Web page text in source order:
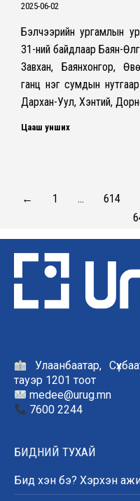
2025-06-02
Бэлчээрийн ургамлын
31-ний байдлаар Баян-
Завхан, Баянхонгор,
ганц нэг сумдын
Дархан-Уул, Хэнтий,
Цааш унших
← 1 … 614
Улаанбаатар,
тауэр 1201 тоот
medee@urug.mn
7600 2244
БИДНИЙ ТУХАЙ
Бид хэн бэ? Хэрхэн